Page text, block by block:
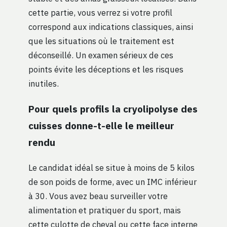
cette partie, vous verrez si votre profil
correspond aux indications classiques, ainsi
que les situations où le traitement est
déconseillé. Un examen sérieux de ces
points évite les déceptions et les risques
inutiles.
Pour quels profils la cryolipolyse des
cuisses donne-t-elle le meilleur
rendu
Le candidat idéal se situe à moins de 5 kilos
de son poids de forme, avec un IMC inférieur
à 30. Vous avez beau surveiller votre
alimentation et pratiquer du sport, mais
cette culotte de cheval ou cette face interne